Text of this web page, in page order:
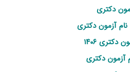
دکتری
آزمون دکتری
۱۴۰۶
دکتری